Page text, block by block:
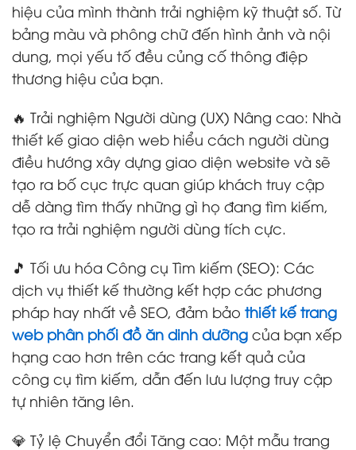
hiệu của mình thành trải nghiệm kỹ thuật số. Từ
bảng màu và phông chữ đến hình ảnh và nội
dung, mọi yếu tố đều củng cố thông điệp
thương hiệu của bạn.
🔥 Trải nghiệm Người dùng (UX) Nâng cao: Nhà
thiết kế giao diện web hiểu cách người dùng
điều hướng xây dựng giao diện website và sẽ
tạo ra bố cục trực quan giúp khách truy cập
dễ dàng tìm thấy những gì họ đang tìm kiếm,
tạo ra trải nghiệm người dùng tích cực.
🎵 Tối ưu hóa Công cụ Tìm kiếm (SEO): Các
dịch vụ thiết kế thường kết hợp các phương
pháp hay nhất về SEO, đảm bảo thiết kế trang
web phân phối đồ ăn dinh dưỡng của bạn xếp
hạng cao hơn trên các trang kết quả của
công cụ tìm kiếm, dẫn đến lưu lượng truy cập
tự nhiên tăng lên.
💎 Tỷ lệ Chuyển đổi Tăng cao: Một mẫu trang